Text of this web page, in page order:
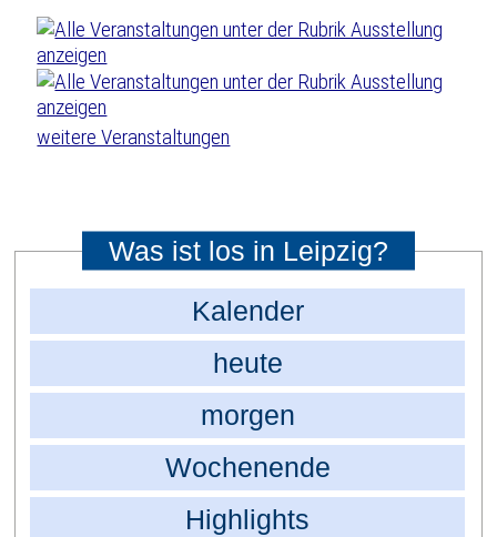
weitere Veranstaltungen
Was ist los in Leipzig?
Kalender
heute
morgen
Wochenende
Highlights